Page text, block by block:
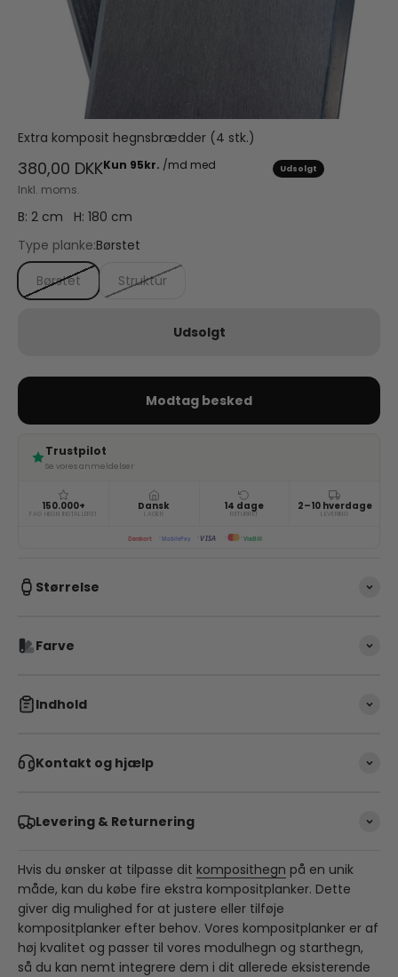
Extra komposit hegnsbrædder (4 stk.)
Salgspris
380,00 DKK Udsolgt
Inkl. moms.
B: 2 cm H: 180 cm
Type planke:Børstet
Børstet
Struktur
Udsolgt
Modtag besked
Trustpilot
Se vores anmeldelser
150.000+
FAG HEGN INSTALLERET
Dansk
LAGER
14 dage
RETURRET
2–10 hverdage
LEVERING
Dankort MobilePay VISA ViaBill
Størrelse
Farve
Indhold
Kontakt og hjælp
Levering & Returnering
Hvis du ønsker at tilpasse dit komposithegn på en unik
måde, kan du købe fire ekstra kompositplanker. Dette
giver dig mulighed for at justere eller tilføje
kompositplanker efter behov. Vores kompositplanker er af
høj kvalitet og passer til vores modulhegn og starthegn,
så du kan nemt integrere dem i dit allerede eksisterende